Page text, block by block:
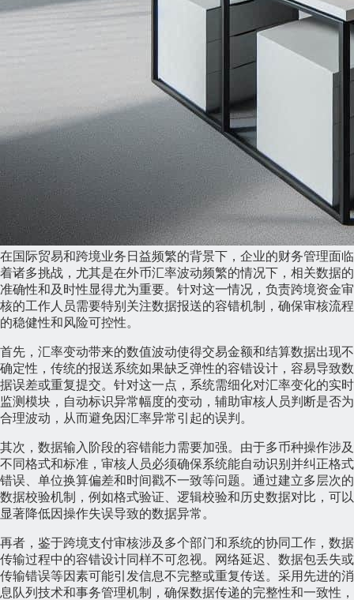
在国际贸易和跨境业务日益频繁的背景下，企业的财务管理面临
着诸多挑战，尤其是在外币汇率波动频繁的情况下，相关数据的
准确性和及时性显得尤为重要。针对这一情况，负责跨境资金审
核的工作人员需要特别关注数据报送的容错机制，确保审核流程
的稳健性和风险可控性。
首先，汇率变动带来的数值波动使得交易金额和结算数据出现不
确定性，传统的报送系统如果缺乏弹性的容错设计，容易导致数
据误差或重复提交。针对这一点，系统需细化对汇率变化的实时
监测模块，自动标识异常幅度的变动，辅助审核人员判断是否为
合理波动，从而避免因汇率异常引起的误判。
其次，数据输入阶段的容错能力需要加强。由于多币种操作涉及
不同格式和标准，审核人员必须确保系统能自动识别并纠正格式
错误、单位换算偏差和时间戳不一致等问题。通过建立多层次的
数据校验机制，例如格式验证、逻辑校验和历史数据对比，可以
显著降低因操作失误导致的数据异常。
再者，鉴于跨境支付审核涉及多个部门和系统的协同工作，数据
传输过程中的容错设计同样不可忽视。网络延迟、数据包丢失或
传输错误等因素可能引发信息不完整或重复传送。采用先进的消
息队列技术和事务管理机制，确保数据传递的完整性和一致性，